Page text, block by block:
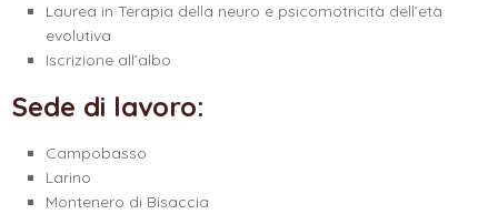
Laurea in Terapia della neuro e psicomotricità dell’età
evolutiva
Iscrizione all’albo
Sede di lavoro:
Campobasso
Larino
Montenero di Bisaccia